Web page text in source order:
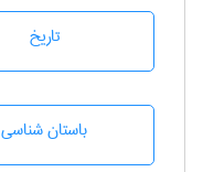
تاريخ
باستان شناسی